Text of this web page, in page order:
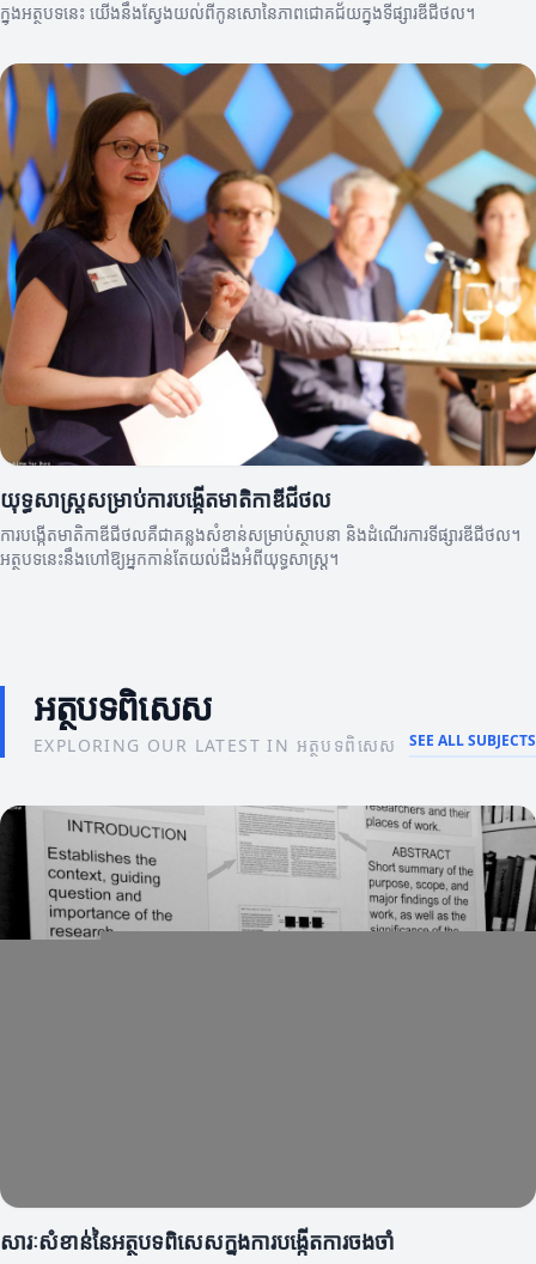
ក្នុងអត្ថបទនេះ យើងនឹងស្វែងយល់ពីកូនសោនៃភាពជោគជ័យក្នុងទីផ្សារឌីជីថល។
យុទ្ធសាស្ត្រសម្រាប់ការបង្កើតមាតិកាឌីជីថល
ការបង្កើតមាតិកាឌីជីថលគឺជាគន្លងសំខាន់សម្រាប់ស្ថាបនា និងដំណើរការទីផ្សារឌីជីថល។
អត្ថបទនេះនឹងហៅឱ្យអ្នកកាន់តែយល់ដឹងអំពីយុទ្ធសាស្ត្រ។
អត្ថបទពិសេស
EXPLORING OUR LATEST IN អត្ថបទពិសេស SEE ALL SUBJECTS
សារៈសំខាន់នៃអត្ថបទពិសេសក្នុងការបង្កើតការចងចាំ